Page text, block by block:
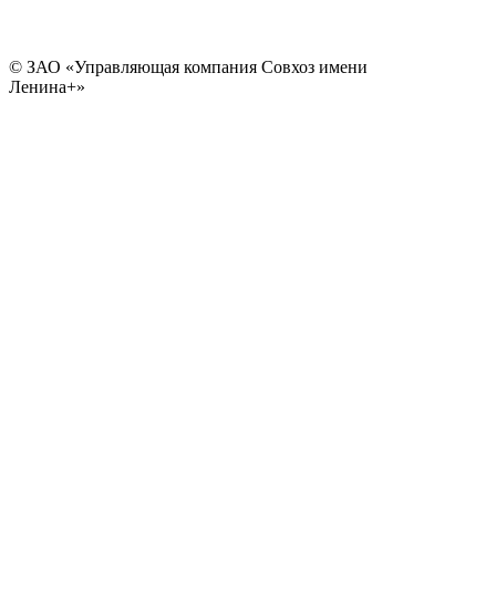
© ЗАО «Управляющая компания Совхоз имени
Ленина+»